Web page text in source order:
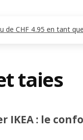
de CHF 4.95 en tant
taies
IKEA : le